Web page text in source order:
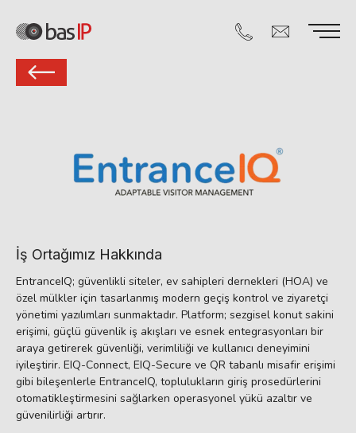
İş Ortağımız Hakkında
EntranceIQ; güvenlikli siteler, ev sahipleri dernekleri (HOA) ve
özel mülkler için tasarlanmış modern geçiş kontrol ve ziyaretçi
yönetimi yazılımları sunmaktadır. Platform; sezgisel konut sakini
erişimi, güçlü güvenlik iş akışları ve esnek entegrasyonları bir
araya getirerek güvenliği, verimliliği ve kullanıcı deneyimini
iyileştirir. EIQ-Connect, EIQ-Secure ve QR tabanlı misafir erişimi
gibi bileşenlerle EntranceIQ, toplulukların giriş prosedürlerini
otomatikleştirmesini sağlarken operasyonel yükü azaltır ve
güvenilirliği artırır.